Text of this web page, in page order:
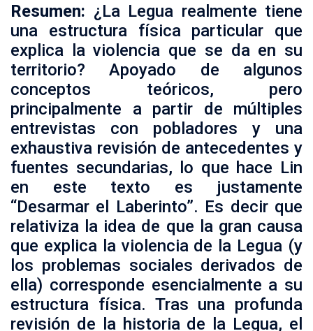
Resumen: ¿La Legua realmente tiene
una estructura física particular que
explica la violencia que se da en su
territorio? Apoyado de algunos
conceptos teóricos, pero
principalmente a partir de múltiples
entrevistas con pobladores y una
exhaustiva revisión de antecedentes y
fuentes secundarias, lo que hace Lin
en este texto es justamente
“Desarmar el Laberinto”. Es decir que
relativiza la idea de que la gran causa
que explica la violencia de la Legua (y
los problemas sociales derivados de
ella) corresponde esencialmente a su
estructura física. Tras una profunda
revisión de la historia de la Legua, el